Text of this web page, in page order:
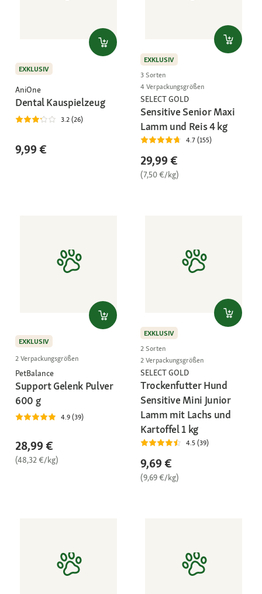
EXKLUSIV
AniOne
Dental Kauspielzeug
3.2 (26)
9,99 €
EXKLUSIV
3 Sorten
4 Verpackungsgrößen
SELECT GOLD
Sensitive Senior Maxi
Lamm und Reis 4 kg
4.7 (155)
29,99 €
(7,50 €/kg)
EXKLUSIV
2 Verpackungsgrößen
PetBalance
Support Gelenk Pulver
600 g
4.9 (39)
28,99 €
(48,32 €/kg)
EXKLUSIV
2 Sorten
2 Verpackungsgrößen
SELECT GOLD
Trockenfutter Hund
Sensitive Mini Junior
Lamm mit Lachs und
Kartoffel 1 kg
4.5 (39)
9,69 €
(9,69 €/kg)